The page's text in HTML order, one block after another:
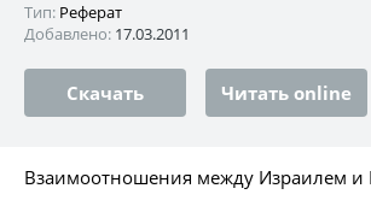
Тип: Реферат
Добавлено: 17.03.2011
Скачать Читать online
Взаимоотношения между Израилем и